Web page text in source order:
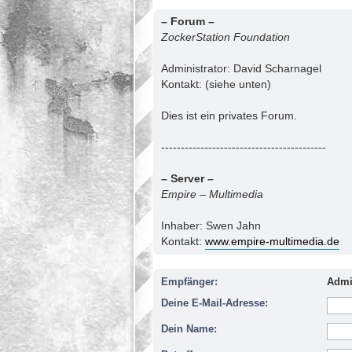
– Forum –
ZockerStation Foundation
Administrator: David Scharnagel
Kontakt: (siehe unten)
Dies ist ein privates Forum.
------------------------------------------
– Server –
Empire – Multimedia
Inhaber: Swen Jahn
Kontakt: www.empire-multimedia.de
Empfänger:
Deine E-Mail-Adresse:
Dein Name: